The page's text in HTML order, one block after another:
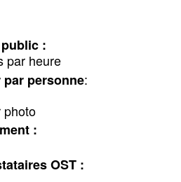
:
par heure
par personne:
photo
:
OST :